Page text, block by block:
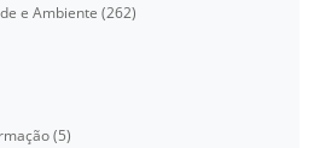
e Ambiente (262)
(5)